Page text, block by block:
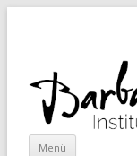
Menü Zum